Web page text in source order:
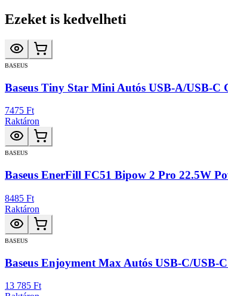
Ezeket is kedvelheti
BASEUS
Baseus Tiny Star Mini Autós USB-A/USB-C
7475 Ft
Raktáron
BASEUS
Baseus EnerFill FC51 Bipow 2 Pro 22.5W
8485 Ft
Raktáron
BASEUS
Baseus Enjoyment Max Autós USB-C/USB-
13 785 Ft